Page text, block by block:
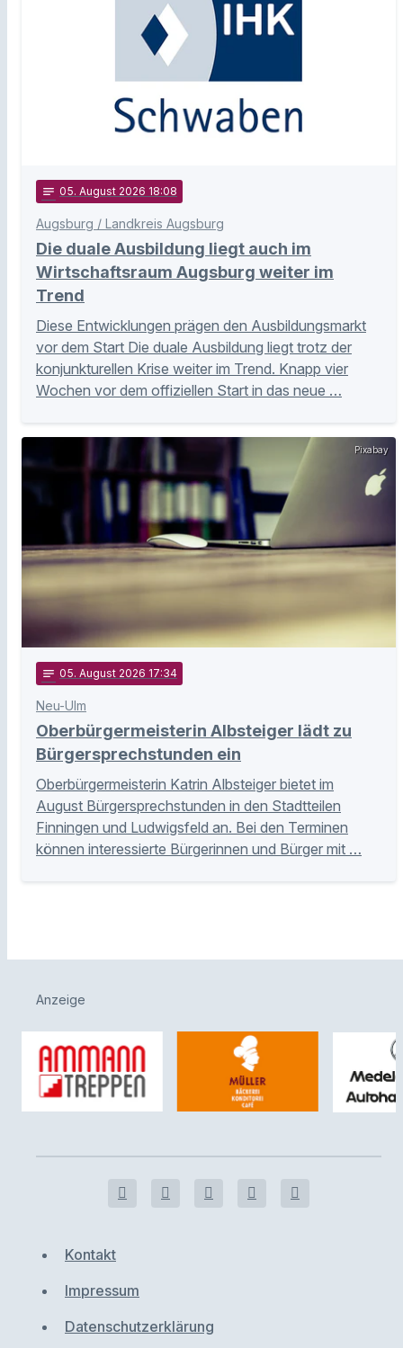
notes 05. August 2026 18:08
Augsburg / Landkreis Augsburg
Die duale Ausbildung liegt auch im
Wirtschaftsraum Augsburg weiter im
Trend
Diese Entwicklungen prägen den Ausbildungsmarkt
vor dem Start Die duale Ausbildung liegt trotz der
konjunkturellen Krise weiter im Trend. Knapp vier
Wochen vor dem offiziellen Start in das neue …
Pixabay
notes 05. August 2026 17:34
Neu-Ulm
Oberbürgermeisterin Albsteiger lädt zu
Bürgersprechstunden ein
Oberbürgermeisterin Katrin Albsteiger bietet im
August Bürgersprechstunden in den Stadtteilen
Finningen und Ludwigsfeld an. Bei den Terminen
können interessierte Bürgerinnen und Bürger mit …
Anzeige
Kontakt
Impressum
Datenschutzerklärung